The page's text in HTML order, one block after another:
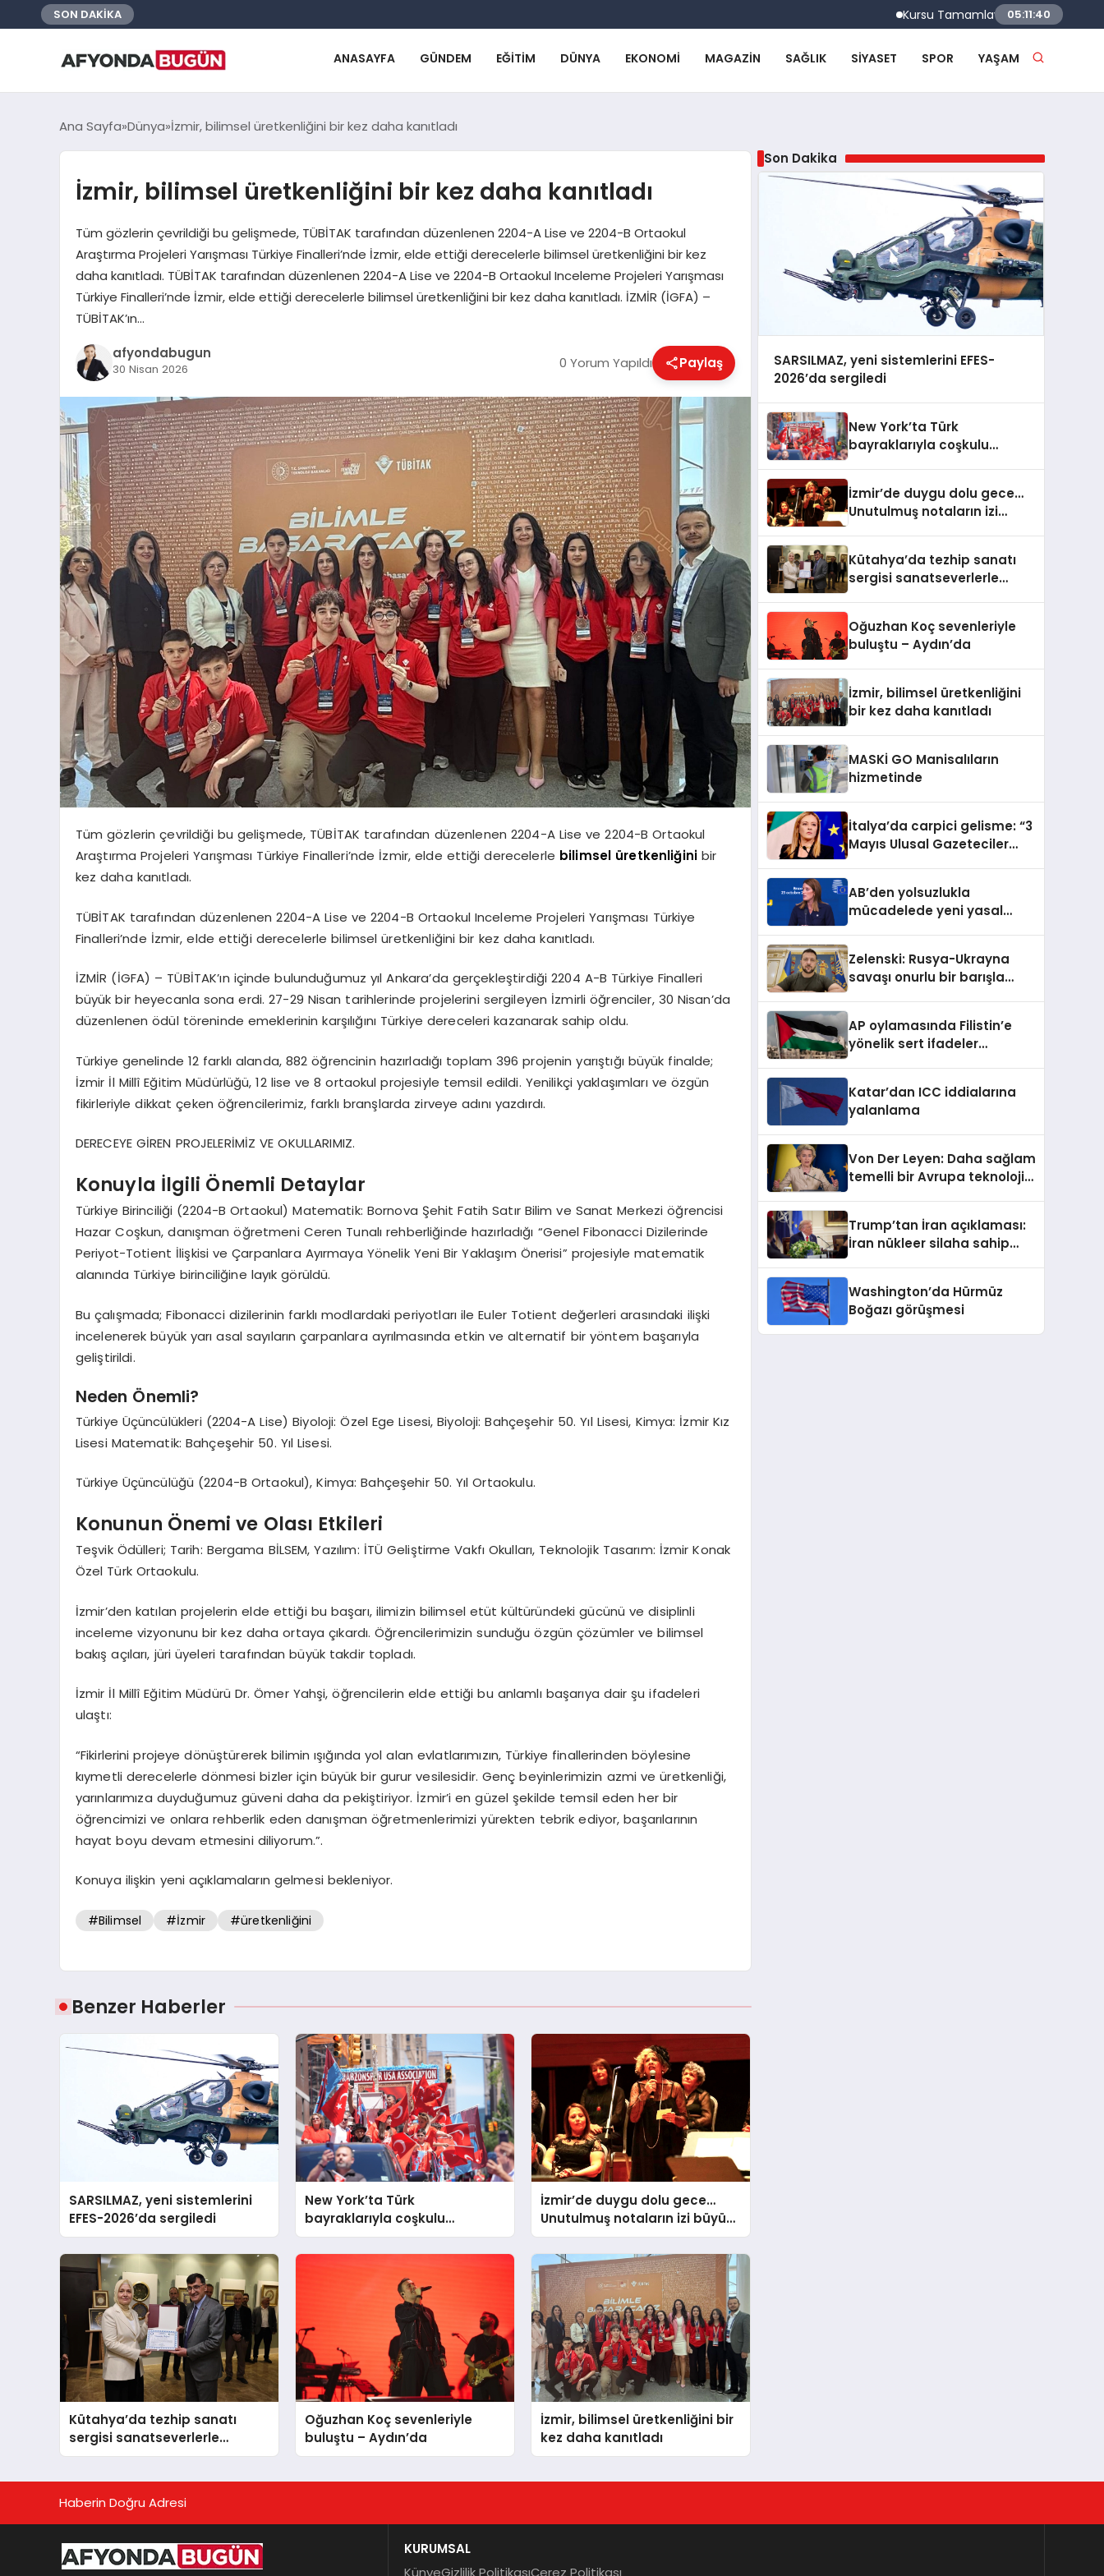
SON DAKİKA Kursu Tamamlayan Sürücülere
05:11:41
ANASAYFA GÜNDEM EĞITIM DÜNYA EKONOMI MAGAZIN SAĞLIK SIYASET SPOR YAŞAM
Ana Sayfa Dünya İzmir, bilimsel üretkenliğini bir kez daha kanıtladı
İzmir, bilimsel üretkenliğini bir kez daha kanıtladı
Tüm gözlerin çevrildiği bu gelişmede, TÜBİTAK tarafından düzenlenen 2204-A Lise ve 2204-B Ortaokul
Araştırma Projeleri Yarışması Türkiye Finalleri’nde İzmir, elde ettiği derecelerle bilimsel üretkenliğini bir kez
daha kanıtladı. TÜBİTAK tarafından düzenlenen 2204-A Lise ve 2204-B Ortaokul Inceleme Projeleri Yarışması
Türkiye Finalleri’nde İzmir, elde ettiği derecelerle bilimsel üretkenliğini bir kez daha kanıtladı. İZMİR (İGFA) –
TÜBİTAK’ın…
afyondabugun
30 Nisan 2026 0 Yorum Yapıldı Paylaş
Tüm gözlerin çevrildiği bu gelişmede, TÜBİTAK tarafından düzenlenen 2204-A Lise ve 2204-B Ortaokul
Araştırma Projeleri Yarışması Türkiye Finalleri’nde İzmir, elde ettiği derecelerle bilimsel üretkenliğini bir
kez daha kanıtladı.
TÜBİTAK tarafından düzenlenen 2204-A Lise ve 2204-B Ortaokul Inceleme Projeleri Yarışması Türkiye
Finalleri’nde İzmir, elde ettiği derecelerle bilimsel üretkenliğini bir kez daha kanıtladı.
İZMİR (İGFA) – TÜBİTAK’ın içinde bulunduğumuz yıl Ankara’da gerçekleştirdiği 2204 A-B Türkiye Finalleri
büyük bir heyecanla sona erdi. 27-29 Nisan tarihlerinde projelerini sergileyen İzmirli öğrenciler, 30 Nisan’da
düzenlenen ödül töreninde emeklerinin karşılığını Türkiye dereceleri kazanarak sahip oldu.
Türkiye genelinde 12 farklı alanda, 882 öğrencinin hazırladığı toplam 396 projenin yarıştığı büyük finalde;
İzmir İl Millî Eğitim Müdürlüğü, 12 lise ve 8 ortaokul projesiyle temsil edildi. Yenilikçi yaklaşımları ve özgün
fikirleriyle dikkat çeken öğrencilerimiz, farklı branşlarda zirveye adını yazdırdı.
DERECEYE GİREN PROJELERİMİZ VE OKULLARIMIZ.
Konuyla İlgili Önemli Detaylar
Türkiye Birinciliği (2204-B Ortaokul) Matematik: Bornova Şehit Fatih Satır Bilim ve Sanat Merkezi öğrencisi
Hazar Coşkun, danışman öğretmeni Ceren Tunalı rehberliğinde hazırladığı “Genel Fibonacci Dizilerinde
Periyot-Totient İlişkisi ve Çarpanlara Ayırmaya Yönelik Yeni Bir Yaklaşım Önerisi” projesiyle matematik
alanında Türkiye birinciliğine layık görüldü.
Bu çalışmada; Fibonacci dizilerinin farklı modlardaki periyotları ile Euler Totient değerleri arasındaki ilişki
incelenerek büyük yarı asal sayıların çarpanlara ayrılmasında etkin ve alternatif bir yöntem başarıyla
geliştirildi.
Neden Önemli?
Türkiye Üçüncülükleri (2204-A Lise) Biyoloji: Özel Ege Lisesi, Biyoloji: Bahçeşehir 50. Yıl Lisesi, Kimya: İzmir Kız
Lisesi Matematik: Bahçeşehir 50. Yıl Lisesi.
Türkiye Üçüncülüğü (2204-B Ortaokul), Kimya: Bahçeşehir 50. Yıl Ortaokulu.
Konunun Önemi ve Olası Etkileri
Teşvik Ödülleri; Tarih: Bergama BİLSEM, Yazılım: İTÜ Geliştirme Vakfı Okulları, Teknolojik Tasarım: İzmir Konak
Özel Türk Ortaokulu.
İzmir’den katılan projelerin elde ettiği bu başarı, ilimizin bilimsel etüt kültüründeki gücünü ve disiplinli
inceleme vizyonunu bir kez daha ortaya çıkardı. Öğrencilerimizin sunduğu özgün çözümler ve bilimsel
bakış açıları, jüri üyeleri tarafından büyük takdir topladı.
İzmir İl Millî Eğitim Müdürü Dr. Ömer Yahşi, öğrencilerin elde ettiği bu anlamlı başarıya dair şu ifadeleri
ulaştı:
“Fikirlerini projeye dönüştürerek bilimin ışığında yol alan evlatlarımızın, Türkiye finallerinden böylesine
kıymetli derecelerle dönmesi bizler için büyük bir gurur vesilesidir. Genç beyinlerimizin azmi ve üretkenliği,
yarınlarımıza duyduğumuz güveni daha da pekiştiriyor. İzmir’i en güzel şekilde temsil eden her bir
öğrencimizi ve onlara rehberlik eden danışman öğretmenlerimizi yürekten tebrik ediyor, başarılarının
hayat boyu devam etmesini diliyorum.”.
Konuya ilişkin yeni açıklamaların gelmesi bekleniyor.
#Bilimsel #İzmir #üretkenliğini
Benzer Haberler
SARSILMAZ, yeni sistemlerini
EFES-2026’da sergiledi
New York’ta Türk
bayraklarıyla coşkulu
yürüyüş… Binlerce kişi
Manhattan’ta bir araya geldi
İzmir’de duygu dolu gece…
Unutulmuş notaların izi büyük
ilgi gördü
Kütahya’da tezhip sanatı
sergisi sanatseverlerle
buluştu
Oğuzhan Koç sevenleriyle
buluştu – Aydın’da
İzmir, bilimsel üretkenliğini bir
kez daha kanıtladı
Son Dakika
SARSILMAZ, yeni sistemlerini EFES-
2026’da sergiledi
New York’ta Türk
bayraklarıyla coşkulu
geldi
İzmir’de duygu dolu gece…
Unutulmuş notaların izi
Kütahya’da tezhip sanatı
sergisi sanatseverlerle
Oğuzhan Koç sevenleriyle
buluştu – Aydın’da
İzmir, bilimsel üretkenliğini
bir kez daha kanıtladı
MASKİ GO Manisalıların
hizmetinde
İtalya’da carpici gelisme: “3
Mayıs Ulusal Gazeteciler
AB’den yolsuzlukla
mücadelede yeni yasal
Zelenski: Rusya-Ukrayna
savaşı onurlu bir barışla
AP oylamasında Filistin’e
yönelik sert ifadeler
Katar’dan ICC iddialarına
yalanlama
Von Der Leyen: Daha sağlam
temelli bir Avrupa teknoloji
Trump’tan İran açıklaması:
İran nükleer silaha sahip
Washington’da Hürmüz
Boğazı görüşmesi
Haberin Doğru Adresi
KURUMSAL
KünyeGizlilik PolitikasıÇerez Politikası